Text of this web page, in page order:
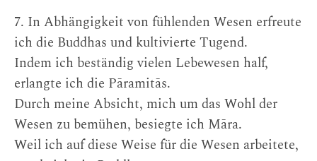
7. In Abhängigkeit von fühlenden Wesen erfreute
ich die Buddhas und kultivierte Tugend.
Indem ich beständig vielen Lebewesen half,
erlangte ich die Pāramitās.
Durch meine Absicht, mich um das Wohl der
Wesen zu bemühen, besiegte ich Māra.
Weil ich auf diese Weise für die Wesen arbeitete,